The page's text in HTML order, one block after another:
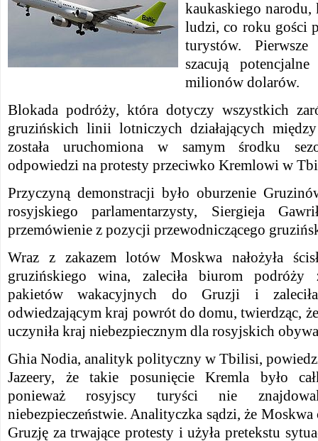
kaukaskiego
ludzi, co roku gości
turystów.
szacują
milionów dolarów.
Blokada podróży, która dotyczy wszystkich
gruzińskich linii lotniczych działających
została uruchomiona w samym środku
odpowiedzi na protesty przeciwko Kremlowi w
Przyczyną demonstracji było oburzenie
rosyjskiego parlamentarzysty, Siergieja
przemówienie z pozycji przewodniczącego
Wraz z zakazem lotów Moskwa nałożyła
gruzińskiego wina, zaleciła biurom podróży
pakietów wakacyjnych do Gruzji i
odwiedzającym kraj powrót do domu, twierdząc,
uczyniła kraj niebezpiecznym dla rosyjskich
Ghia Nodia, analityk polityczny w Tbilisi,
Jazeery, że takie posunięcie Kremla było
ponieważ rosyjscy turyści nie
niebezpieczeństwie. Analityczka sądzi, że Moskwa
Gruzję za trwające protesty i użyła pretekstu